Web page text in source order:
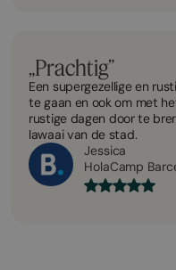
„Prachtig”
Een supergezellige en
te gaan en ook om met
rustige dagen door te
lawaai van de stad.
Jessica
HolaCamp